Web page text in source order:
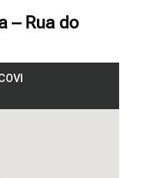
– Rua do